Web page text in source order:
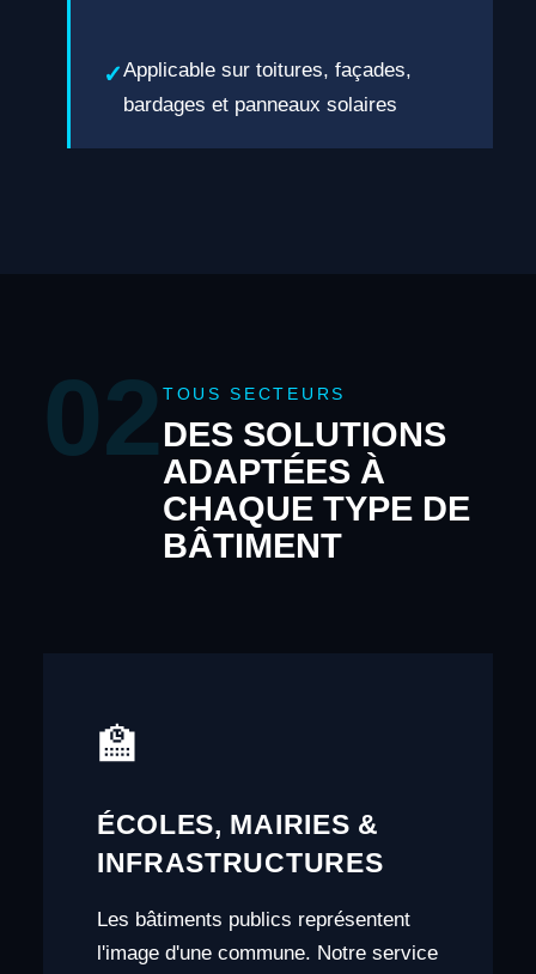
Applicable sur toitures, façades,
bardages et panneaux solaires
02 TOUS SECTEURS
DES SOLUTIONS
ADAPTÉES À
CHAQUE TYPE DE
BÂTIMENT
🏫
ÉCOLES, MAIRIES &
INFRASTRUCTURES
Les bâtiments publics représentent
l'image d'une commune. Notre service